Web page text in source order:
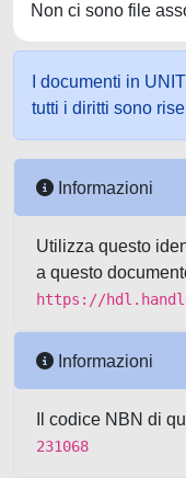
Non ci sono file
I documenti in
tutti i diritti sono
Informazioni
Utilizza questo
a questo
https://
Informazioni
Il codice NBN di
231068